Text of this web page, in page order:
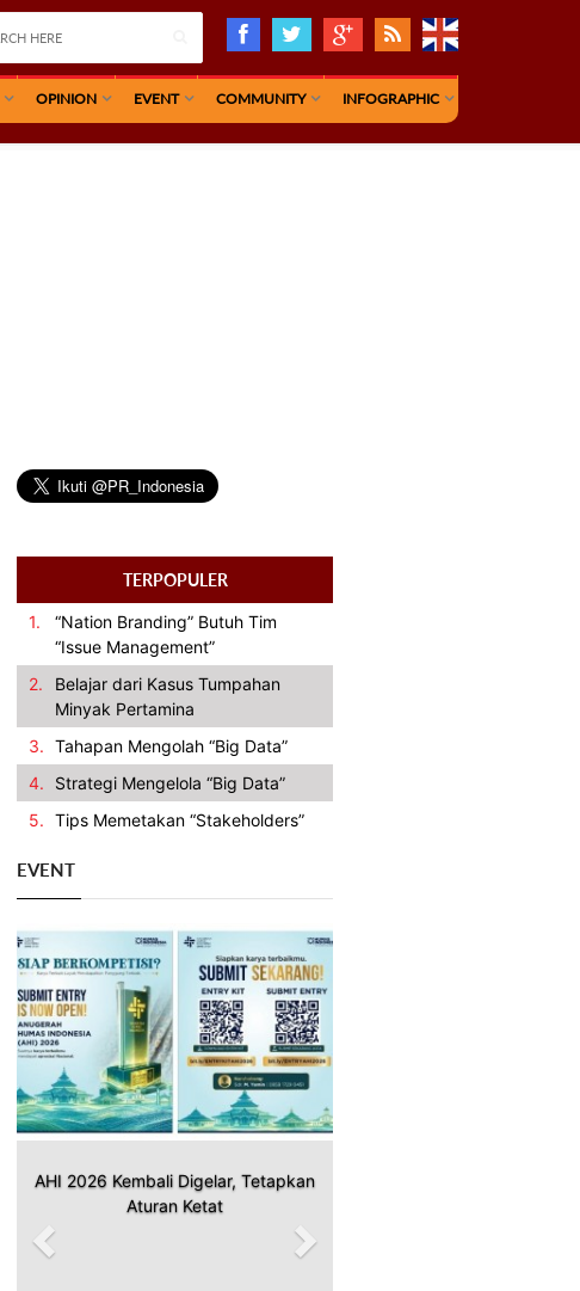
OPINION EVENT COMMUNITY INFOGRAPHIC
TERPOPULER
1.
“Nation Branding” Butuh Tim
“Issue Management”
2.
Belajar dari Kasus Tumpahan
Minyak Pertamina
3. Tahapan Mengolah “Big Data”
4.
Strategi Mengelola “Big Data”
5. Tips Memetakan “Stakeholders”
EVENT
AHI 2026 Kembali Digelar, Tetapkan
Aturan Ketat
Previous Next